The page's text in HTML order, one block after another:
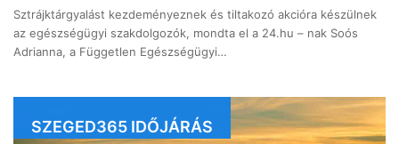
Sztrájktárgyalást kezdeményeznek és tiltakozó akcióra készülnek
az egészségügyi szakdolgozók, mondta el a 24.hu – nak Soós
Adrianna, a Független Egészségügyi…
SZEGED365 IDŐJÁRÁS